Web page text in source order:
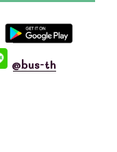
@bus-th